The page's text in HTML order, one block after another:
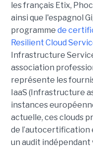
les français Etix,
ainsi que l'espagnol
programme de
Resilient Cloud
Infrastructure
association
représente les
IaaS (Infrastructure
instances
actuelle, ces clouds
de l’autocertification
un audit indépendant